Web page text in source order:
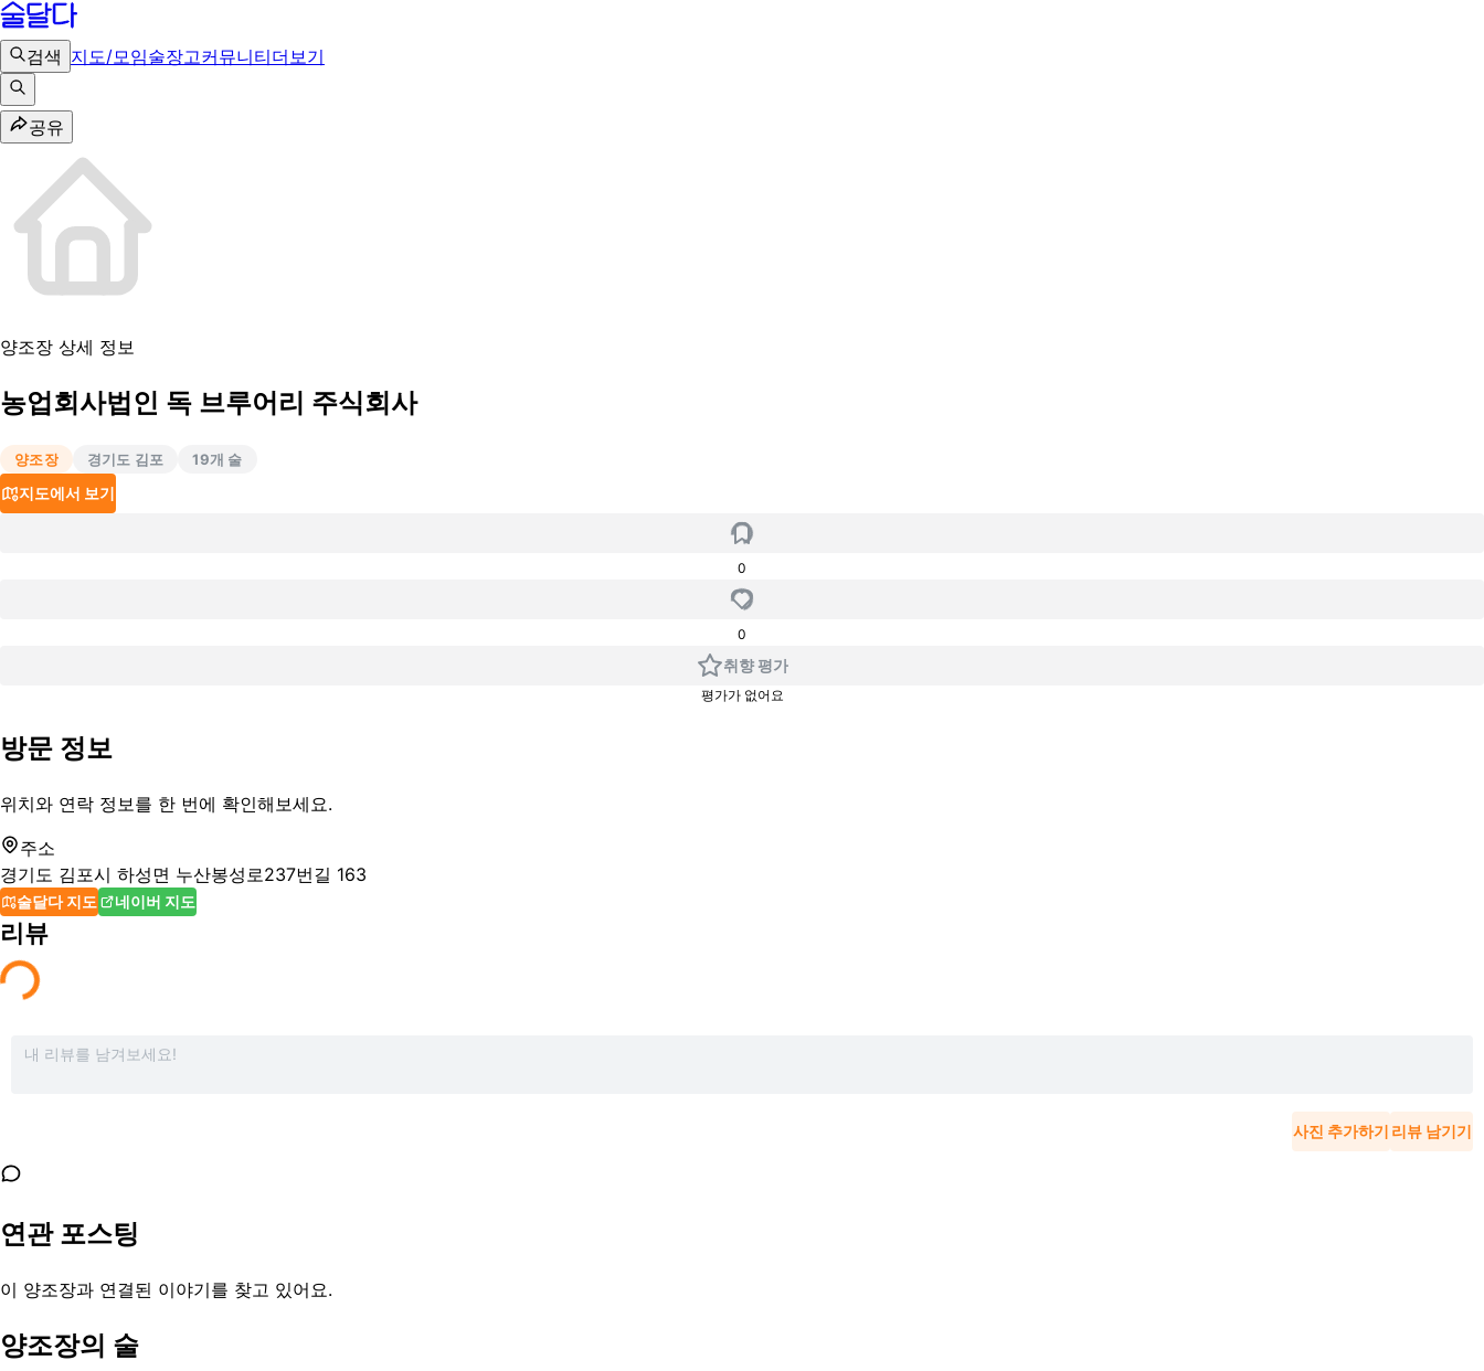
검색 지도/모임술장고커뮤니티더보기
공유
양조장 상세 정보
농업회사법인 독 브루어리 주식회사
양조장 경기도 김포 19개 술
지도에서 보기
0
0
취향 평가
평가가 없어요
방문 정보
위치와 연락 정보를 한 번에 확인해보세요.
주소
경기도 김포시 하성면 누산봉성로237번길 163
술달다 지도 네이버 지도
리뷰
사진 추가하기 리뷰 남기기
연관 포스팅
이 양조장과 연결된 이야기를 찾고 있어요.
양조장의 술